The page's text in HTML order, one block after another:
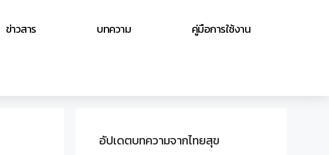
ข่าวสาร บทความ คู่มือการใช้งาน
อัปเดตบทความจากไทยสุข